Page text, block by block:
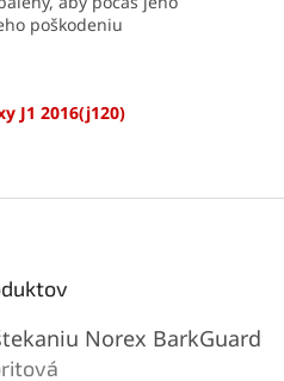
poškodeniu
J1 2016(j120)
Norex BarkGuard